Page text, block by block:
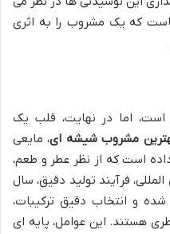
که یک مشروب را به اثری
است، اما در نهایت، قلب یک
مشروب شیشه ای، مایعی
است که از نظر عطر و طعم،
فرآیند تولید دقیق، سال
و انتخاب دقیق ترکیبات،
هستند. این عوامل، پایه ای